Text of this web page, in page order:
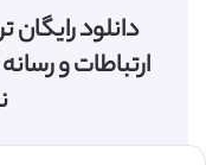
دانلود رایگان
ارتباطات و